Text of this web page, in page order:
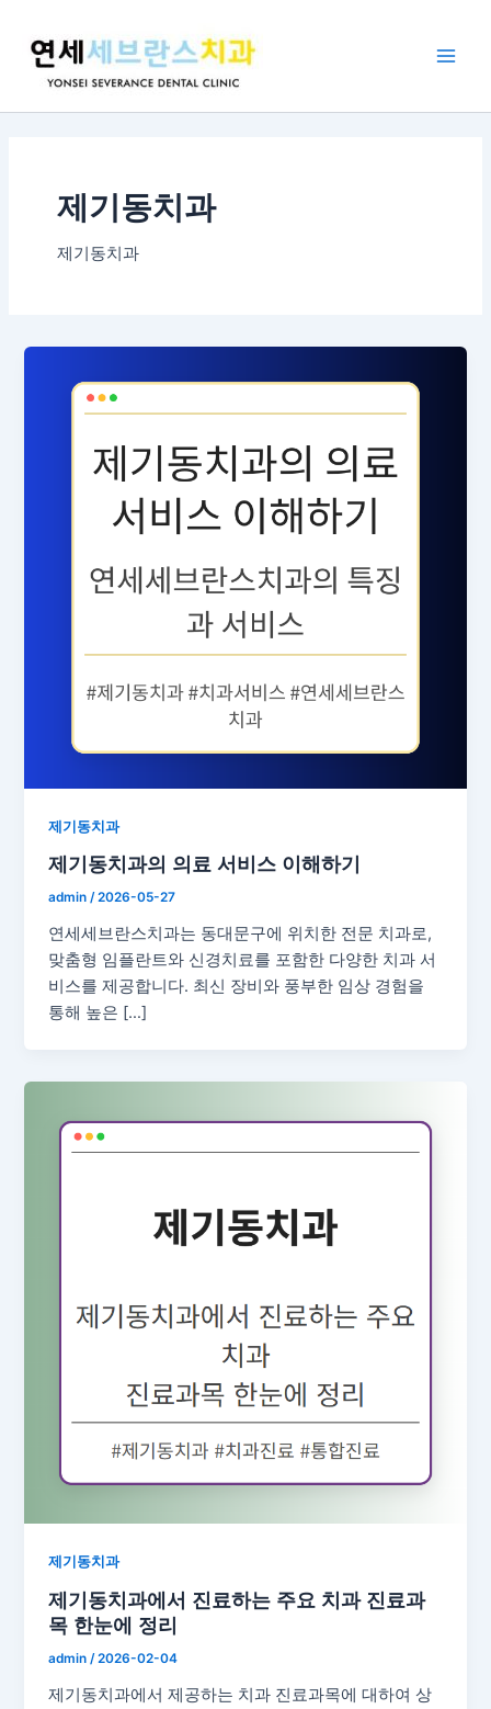
건
제기동치과
제기동치과
제기동치과
제기동치과의 의료 서비스 이해하기
admin/2026-05-27
연세세브란스치과는 동대문구에 위치한 전문 치과로,
맞춤형 임플란트와 신경치료를 포함한 다양한 치과 서
비스를 제공합니다. 최신 장비와 풍부한 임상 경험을
통해 높은 […]
제기동치과
제기동치과에서 진료하는 주요 치과 진료과
목 한눈에 정리
admin /2026-02-04
제기동치과에서 제공하는 치과 진료과목에 대하여 상